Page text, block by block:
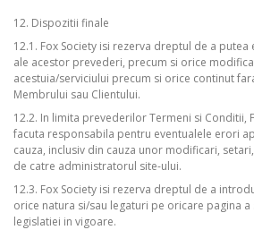
12. Dispozitii finale
12.1. Fox Society isi rezerva dreptul de a
ale acestor prevederi, precum si orice
acestuia/serviciului precum si orice continut
Membrului sau Clientului.
12.2. In limita prevederilor Termeni si Conditii,
facuta responsabila pentru eventualele erori
cauza, inclusiv din cauza unor modificari,
de catre administratorul site-ului.
12.3. Fox Society isi rezerva dreptul de a
orice natura si/sau legaturi pe oricare pagina
legislatiei in vigoare.